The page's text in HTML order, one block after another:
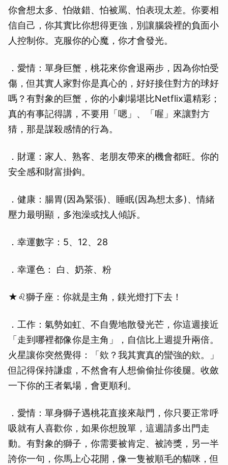
你會想太多、怕做錯、怕被罵、怕表現太差。你要相
信自己，你其實比你想得更強，別讓腦袋裡的負面小
人控制你。克服你的心魔，你才會發光。
．愛情：單身巨蟹，桃花來你會退兩步，因為你怕受
傷，但其實人家對你是真心的，好好接住對方的球好
嗎？有對象的巨蟹，你的小劇場堪比Netflix還精彩；
真的有事記得講，不要用「嗯」、「喔」來讓對方
猜，那是謀殺感情的行為。
．財運：家人、熟客、老朋友帶來的機會都旺。你的
安全感和財富掛鉤。
．健康：腸胃(因為緊張)、睡眠(因為想太多)、情緒
壓力最明顯，多泡澡或找人傾訴。
．幸運數字：5、12、28
．幸運色： 白、奶茶、粉
★♌獅子座：你就是主角，鎂光燈打下去！
．工作：氣勢如虹、不自覺地散發光芒，你這週接近
「走到哪裡都像你是主角」，自信比上週提升兩倍。
火星讓你突然覺得：「欸？我其實真的蠻強的欸。」
但記得保持謙虛，不然會有人想偷偷扯你後腿。收斂
一下你的王者氣場，會更順利。
．愛情：單身獅子遇桃花直接來敲門，你只要正常呼
吸就有人喜歡你，如果你想脫單，這週請多出門走
動。有對象的獅子，你需要被肯定、被誇獎，另一半
誇你一句，你馬上心花開，像一隻被順毛的貓咪，但